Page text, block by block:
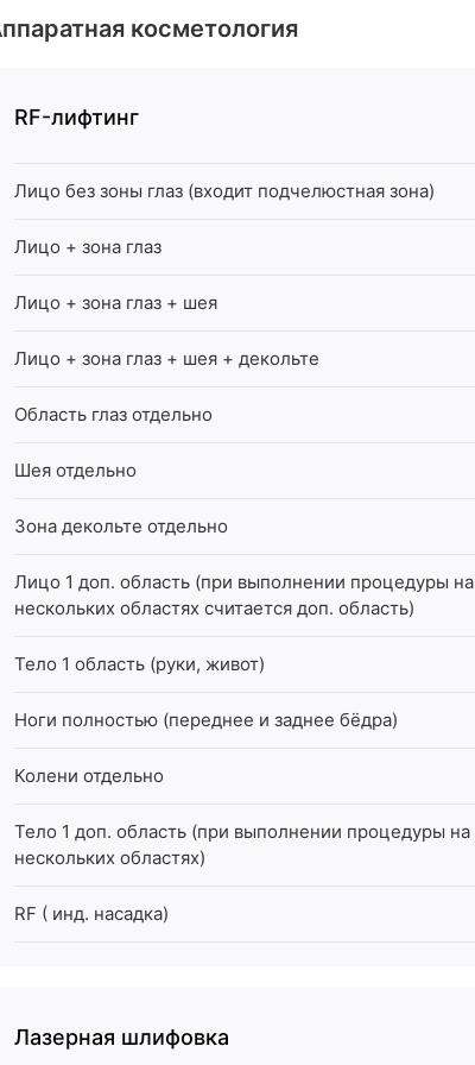
косметология
RF-лифтинг
Лицо без зоны глаз (входит подчелюстная зона)
Лицо + зона глаз
Лицо + зона глаз + шея
Лицо + зона глаз + шея + декольте
Область глаз отдельно
Шея отдельно
Зона декольте отдельно
Лицо 1 доп. область (при выполнении процедуры на
нескольких областях считается доп. область)
Тело 1 область (руки, живот)
Ноги полностью (переднее и заднее бёдра)
Колени отдельно
Тело 1 доп. область (при выполнении процедуры на
нескольких областях)
RF ( инд. насадка)
Лазерная шлифовка